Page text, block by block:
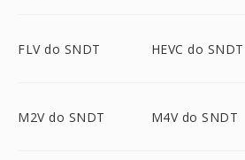
FLV do SNDT HEVC do SNDT
M2V do SNDT M4V do SNDT